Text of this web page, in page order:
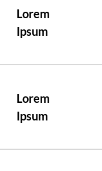
Lorem
Ipsum
Lorem
Ipsum